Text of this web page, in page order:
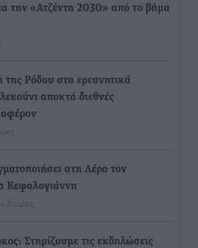
την «Ατζέντα 2030» από το βήμα
Ρόδου στα ερευνητικά
αποκτά διεθνές
στη Λέρο τον
Κεφαλογιάννη
5 ώρες
Στηρίζουμε τις εκδηλώσεις